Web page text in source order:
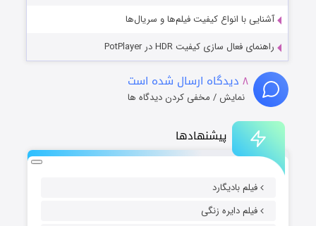
پیشنهادها
فیلم بادیگارد
فیلم دایره زنگی
آشنایی با انواع کیفیت فیلم‌ها و سریال‌ها
راهنمای فعال سازی کیفیت HDR در PotPlayer
۸ دیدگاه ارسال شده است
نمایش / مخفی کردن دیدگاه ها